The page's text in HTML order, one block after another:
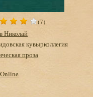
(7)
Николай
кувырколлегия
проза